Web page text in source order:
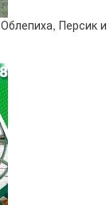
Персик и